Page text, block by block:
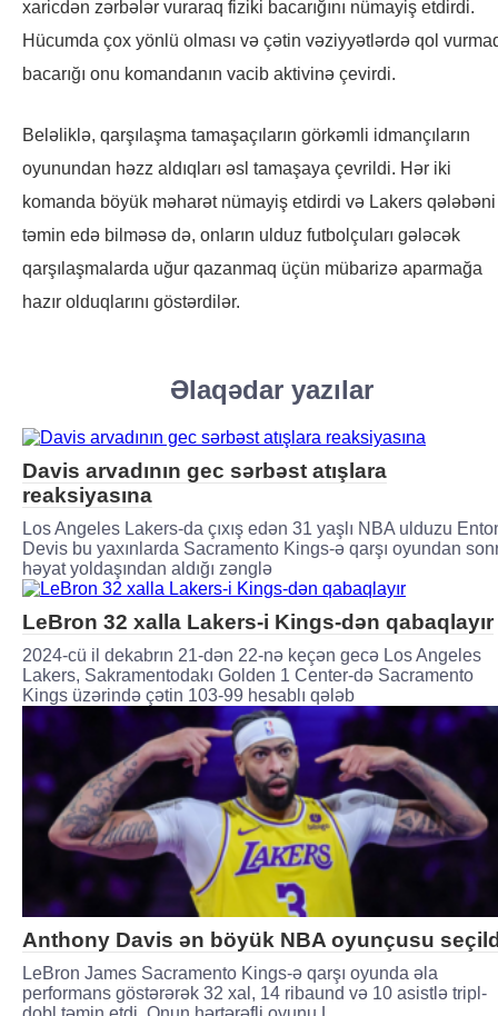
xaricdən zərbələr vuraraq fiziki bacarığını nümayiş etdirdi.
Hücumda çox yönlü olması və çətin vəziyyətlərdə qol
bacarığı onu komandanın vacib aktivinə çevirdi.
Beləliklə, qarşılaşma tamaşaçıların görkəmli idmançıların
oyunundan həzz aldıqları əsl tamaşaya çevrildi. Hər iki
komanda böyük məharət nümayiş etdirdi və Lakers qələbəni
təmin edə bilməsə də, onların ulduz futbolçuları gələcək
qarşılaşmalarda uğur qazanmaq üçün mübarizə aparmağa
hazır olduqlarını göstərdilər.
Əlaqədar yazılar
Davis arvadının gec sərbəst atışlara
reaksiyasına
Los Angeles Lakers-da çıxış edən 31 yaşlı NBA ulduzu
Devis bu yaxınlarda Sacramento Kings-ə qarşı oyundan
həyat yoldaşından aldığı zənglə
LeBron 32 xalla Lakers-i Kings-dən qabaqlayır
2024-cü il dekabrın 21-dən 22-nə keçən gecə Los Angeles
Lakers, Sakramentodakı Golden 1 Center-də Sacramento
Kings üzərində çətin 103-99 hesablı qələb
Anthony Davis ən böyük NBA oyunçusu
LeBron James Sacramento Kings-ə qarşı oyunda əla
performans göstərərək 32 xal, 14 ribaund və 10 asistlə tripl-